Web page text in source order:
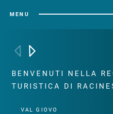
MENU
BENVENUTI NELLA
TURISTICA DI
VAL GIOVO